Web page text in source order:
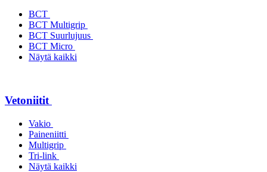
BCT
BCT Multigrip
BCT Suurlujuus
BCT Micro
Näytä kaikki
Vetoniitit
Vakio
Paineniitti
Multigrip
Tri-link
Näytä kaikki